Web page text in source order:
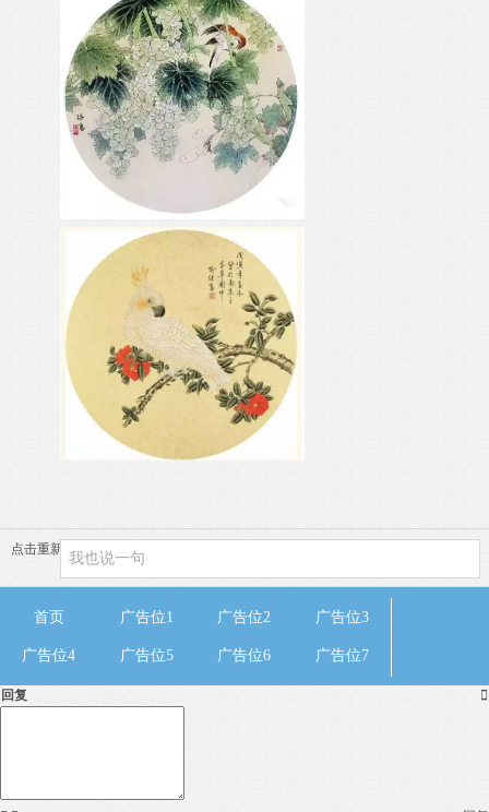
点击重新加载
首页 广告位1 广告位2 广告位3
广告位4 广告位5 广告位6 广告位7

回复